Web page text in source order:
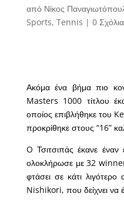
από Νίκος
Sports, Tennis | 0 Σχόλια
Ακόμα ένα βήμα πιο
Masters 1000 τίτλου
οποίος επιβλήθηκε του
προκρίθηκε στους “16”
O Τσιτσιπάς έκανε
ολοκλήρωσε με 32
φτάσει σε κάτι
Nishikori, που δείχνει να